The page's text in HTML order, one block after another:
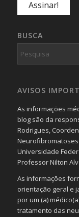
BUSCA
AVISOS
As informações
blog são da
Rodrigues,
Universidade
Professor Nilton
As informações
orientação geral e
por um (a)
tratamento das